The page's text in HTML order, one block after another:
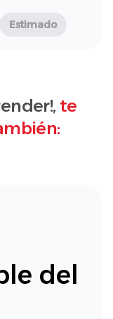
Estimado
te
del